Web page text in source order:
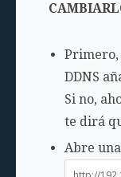
Primero,
DDNS
Si no,
te dirá
Abre